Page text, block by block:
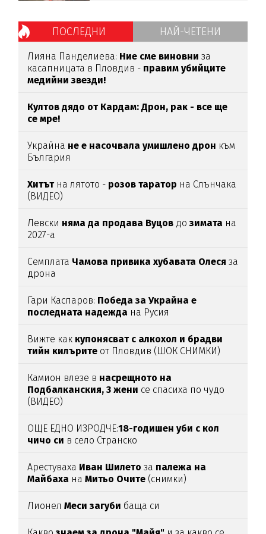
ПОСЛЕДНИ НАЙ-ЧЕТЕНИ
Лияна Панделиева: Ние сме виновниза
касапницата в Пловдив - правим убийците
медийни звезди!
Култов дядо от Кардам: Дрон, рак - все ще
се мре!
Украйна не е насочвала умишлено дрон към
България
Хитътна лятото - розов таратор на Слънчака
(ВИДЕО)
Левски няма да продава Вуцов дозимата на
2027-а
Семплата Чамова привика хубавата Олеся за
дрона
Гари Каспаров: Победа за Украйна е
последната надежда на Русия
Вижте как купонясват с алкохол и брадви
тийн килърите от Пловдив (ШОК СНИМКИ)
Камион влезе в насрещното на
Подбалканския, 3 жени се спасиха по чудо
(ВИДЕО)
ОЩЕ ЕДНО ИЗРОДЧЕ:18-годишен уби с кол
чичо си в село Странско
Арестуваха Иван Шилетоза палежа на
Майбаха наМитьо Очите (снимки)
Лионел Меси загуби баща си